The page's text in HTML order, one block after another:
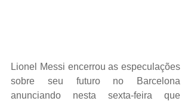
Lionel Messi encerrou as especulações
sobre seu futuro no Barcelona
anunciando nesta sexta-feira que